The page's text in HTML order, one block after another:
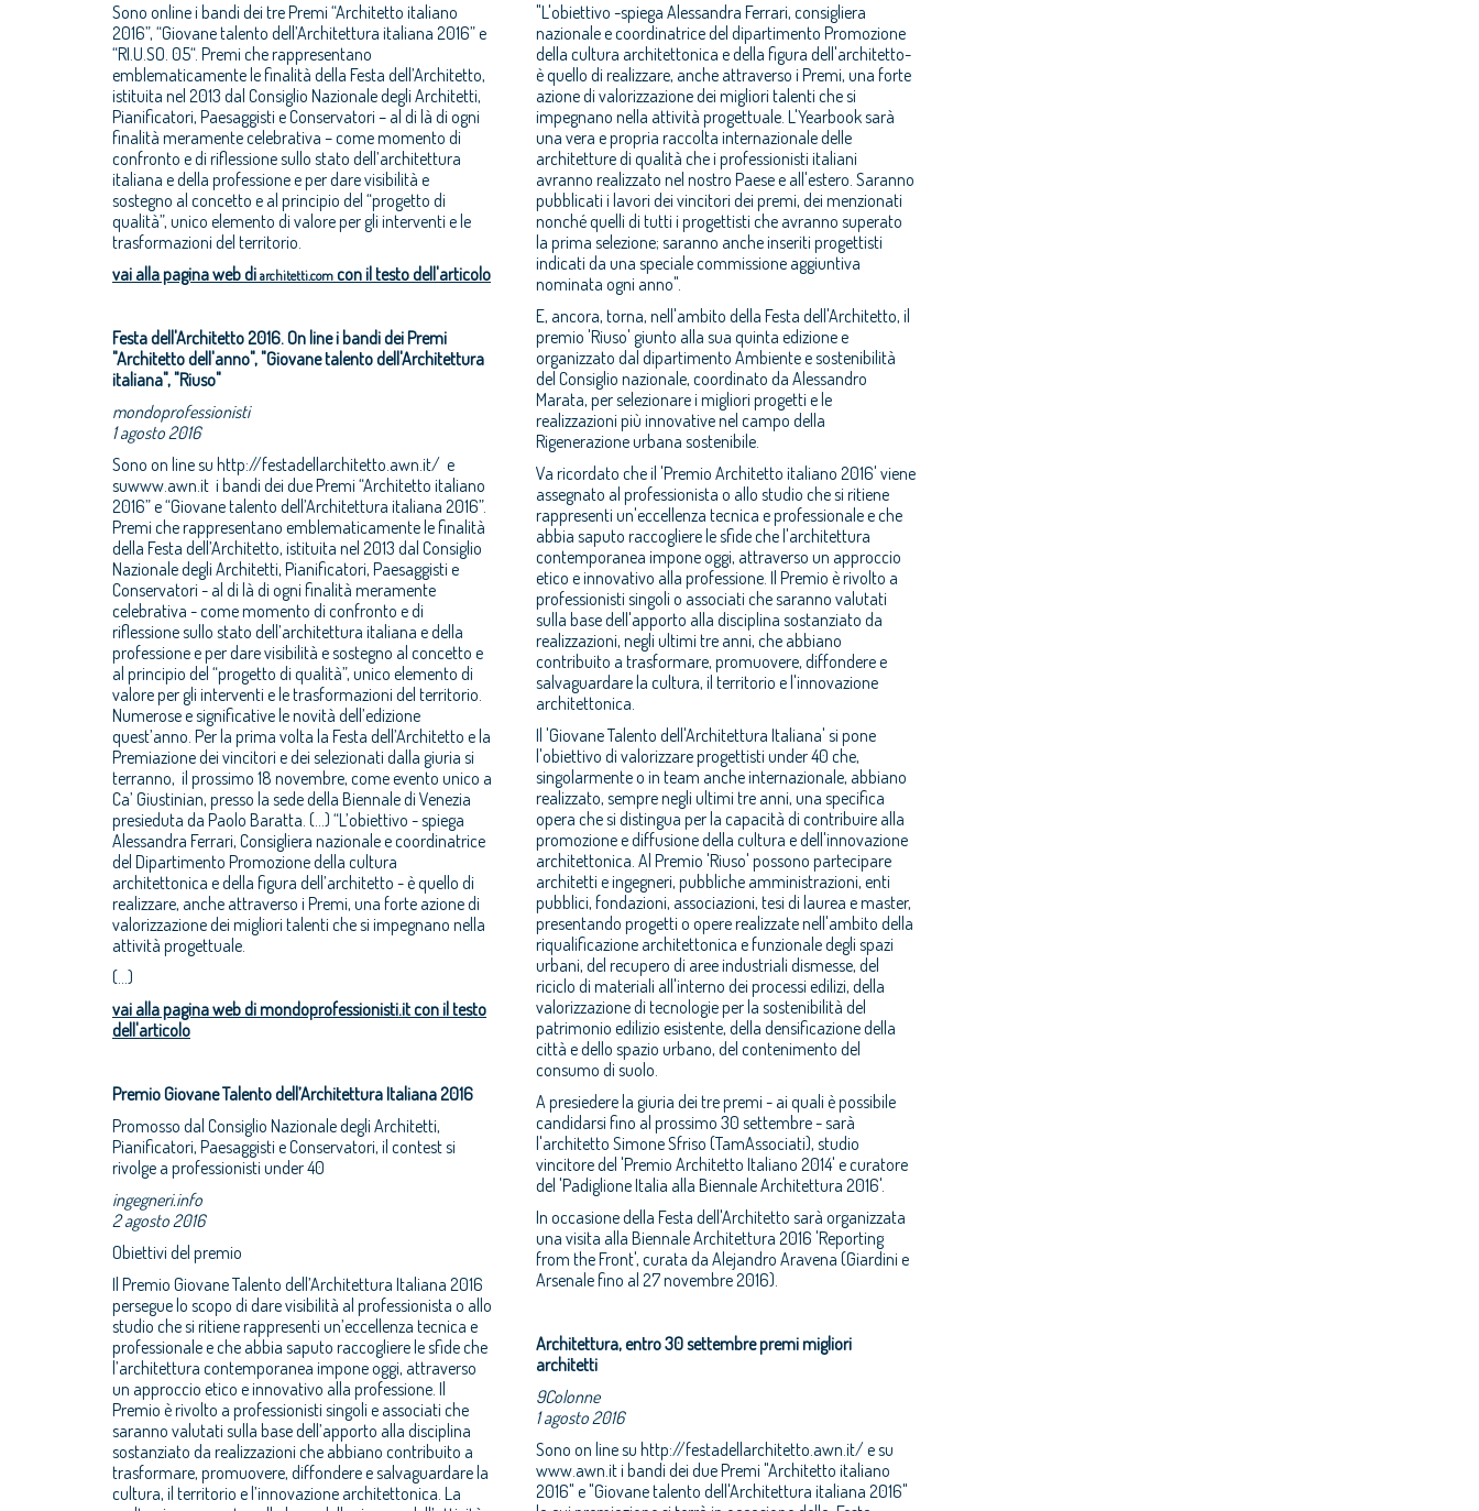
Sono online i bandi dei tre Premi “Architetto italiano
2016”, “Giovane talento dell’Architettura italiana 2016” e
“RI.U.SO. 05“. Premi che rappresentano
emblematicamente le finalità della Festa dell’Architetto,
istituita nel 2013 dal Consiglio Nazionale degli Architetti,
Pianificatori, Paesaggisti e Conservatori – al di là di ogni
finalità meramente celebrativa – come momento di
confronto e di riflessione sullo stato dell’architettura
italiana e della professione e per dare visibilità e
sostegno al concetto e al principio del “progetto di
qualità”, unico elemento di valore per gli interventi e le
trasformazioni del territorio.
vai alla pagina web di architetti.com con il testo dell'articolo
Festa dell'Architetto 2016. On line i bandi dei Premi
"Architetto dell'anno", "Giovane talento dell'Architettura
italiana", "Riuso"
mondoprofessionisti
1 agosto 2016
Sono on line su http://festadellarchitetto.awn.it/ e
suwww.awn.it i bandi dei due Premi “Architetto italiano
2016” e “Giovane talento dell’Architettura italiana 2016”.
Premi che rappresentano emblematicamente le finalità
della Festa dell’Architetto, istituita nel 2013 dal Consiglio
Nazionale degli Architetti, Pianificatori, Paesaggisti e
Conservatori - al di là di ogni finalità meramente
celebrativa - come momento di confronto e di
riflessione sullo stato dell’architettura italiana e della
professione e per dare visibilità e sostegno al concetto e
al principio del “progetto di qualità”, unico elemento di
valore per gli interventi e le trasformazioni del territorio.
Numerose e significative le novità dell’edizione
quest’anno. Per la prima volta la Festa dell’Architetto e la
Premiazione dei vincitori e dei selezionati dalla giuria si
terranno, il prossimo 18 novembre, come evento unico a
Ca’ Giustinian, presso la sede della Biennale di Venezia
presieduta da Paolo Baratta. (...) “L’obiettivo - spiega
Alessandra Ferrari, Consigliera nazionale e coordinatrice
del Dipartimento Promozione della cultura
architettonica e della figura dell’architetto - è quello di
realizzare, anche attraverso i Premi, una forte azione di
valorizzazione dei migliori talenti che si impegnano nella
attività progettuale.
(...)
vai alla pagina web di mondoprofessionisti.it con il testo
dell'articolo
Premio Giovane Talento dell’Architettura Italiana 2016
Promosso dal Consiglio Nazionale degli Architetti,
Pianificatori, Paesaggisti e Conservatori, il contest si
rivolge a professionisti under 40
ingegneri.info
2 agosto 2016
Obiettivi del premio
Il Premio Giovane Talento dell’Architettura Italiana 2016
persegue lo scopo di dare visibilità al professionista o allo
studio che si ritiene rappresenti un’eccellenza tecnica e
professionale e che abbia saputo raccogliere le sfide che
l’architettura contemporanea impone oggi, attraverso
un approccio etico e innovativo alla professione. Il
Premio è rivolto a professionisti singoli e associati che
saranno valutati sulla base dell’apporto alla disciplina
sostanziato da realizzazioni che abbiano contribuito a
trasformare, promuovere, diffondere e salvaguardare la
cultura, il territorio e l’innovazione architettonica. La
"L'obiettivo -spiega Alessandra Ferrari, consigliera
nazionale e coordinatrice del dipartimento Promozione
della cultura architettonica e della figura dell'architetto-
è quello di realizzare, anche attraverso i Premi, una forte
azione di valorizzazione dei migliori talenti che si
impegnano nella attività progettuale. L'Yearbook sarà
una vera e propria raccolta internazionale delle
architetture di qualità che i professionisti italiani
avranno realizzato nel nostro Paese e all'estero. Saranno
pubblicati i lavori dei vincitori dei premi, dei menzionati
nonché quelli di tutti i progettisti che avranno superato
la prima selezione; saranno anche inseriti progettisti
indicati da una speciale commissione aggiuntiva
nominata ogni anno".
E, ancora, torna, nell'ambito della Festa dell'Architetto, il
premio 'Riuso' giunto alla sua quinta edizione e
organizzato dal dipartimento Ambiente e sostenibilità
del Consiglio nazionale, coordinato da Alessandro
Marata, per selezionare i migliori progetti e le
realizzazioni più innovative nel campo della
Rigenerazione urbana sostenibile.
Va ricordato che il 'Premio Architetto italiano 2016' viene
assegnato al professionista o allo studio che si ritiene
rappresenti un'eccellenza tecnica e professionale e che
abbia saputo raccogliere le sfide che l'architettura
contemporanea impone oggi, attraverso un approccio
etico e innovativo alla professione. Il Premio è rivolto a
professionisti singoli o associati che saranno valutati
sulla base dell'apporto alla disciplina sostanziato da
realizzazioni, negli ultimi tre anni, che abbiano
contribuito a trasformare, promuovere, diffondere e
salvaguardare la cultura, il territorio e l'innovazione
architettonica.
Il 'Giovane Talento dell'Architettura Italiana' si pone
l'obiettivo di valorizzare progettisti under 40 che,
singolarmente o in team anche internazionale, abbiano
realizzato, sempre negli ultimi tre anni, una specifica
opera che si distingua per la capacità di contribuire alla
promozione e diffusione della cultura e dell'innovazione
architettonica. Al Premio 'Riuso' possono partecipare
architetti e ingegneri, pubbliche amministrazioni, enti
pubblici, fondazioni, associazioni, tesi di laurea e master,
presentando progetti o opere realizzate nell'ambito della
riqualificazione architettonica e funzionale degli spazi
urbani, del recupero di aree industriali dismesse, del
riciclo di materiali all'interno dei processi edilizi, della
valorizzazione di tecnologie per la sostenibilità del
patrimonio edilizio esistente, della densificazione della
città e dello spazio urbano, del contenimento del
consumo di suolo.
A presiedere la giuria dei tre premi - ai quali è possibile
candidarsi fino al prossimo 30 settembre - sarà
l'architetto Simone Sfriso (TamAssociati), studio
vincitore del 'Premio Architetto Italiano 2014' e curatore
del 'Padiglione Italia alla Biennale Architettura 2016'.
In occasione della Festa dell'Architetto sarà organizzata
una visita alla Biennale Architettura 2016 'Reporting
from the Front', curata da Alejandro Aravena (Giardini e
Arsenale fino al 27 novembre 2016).
Architettura, entro 30 settembre premi migliori
architetti
9Colonne
1 agosto 2016
Sono on line su http://festadellarchitetto.awn.it/ e su
www.awn.it i bandi dei due Premi "Architetto italiano
2016" e "Giovane talento dell'Architettura italiana 2016"